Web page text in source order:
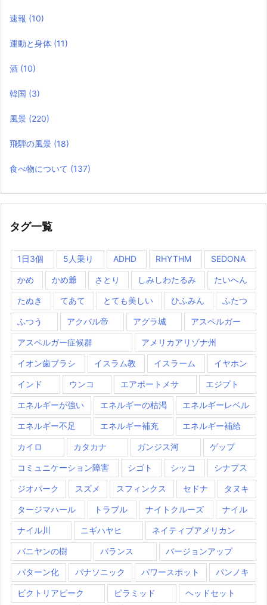
速報 (10)
運動と身体 (11)
酒 (10)
韓国 (3)
風景 (220)
飛騨の風景 (18)
食べ物について (137)
タグ一覧
1日3個 5人乗り ADHD RHYTHM SEDONA
かめ かめ爺 さとり しみしわたるみ たいへん
たぬき てあて とても美しい ひふみん ふたつ
ふつう アクバル帝 アグラ城 アスペルガー
アスペルガー症候群 アメリカアリゾナ州
イオン歯ブラシ イスラム教 イスラーム イヤホン
インド ウンコ エアポートメサ エジプト
エネルギーが強い エネルギーの枯渇 エネルギーレベル
エネルギー不足 エネルギー補充 エネルギー補給
カイロ カタカナ ガンジス河 ゲップ
コミュニケーション障害 シゴト シッコ シナプス
ジオパーク スズメ スフィンクス セドナ タヌキ
タージマハール トラブル ナイトクルーズ ナイル
ナイル川 ニギハヤヒ ネイティブアメリカン
バニヤンの樹 バランス バージョンアップ
パターン化 パナソニック パワースポット パンノキ
ビクトリアピーク ピラミッド ヘッドセット